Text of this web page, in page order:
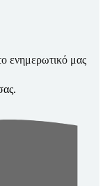
ενημερωτικό μας